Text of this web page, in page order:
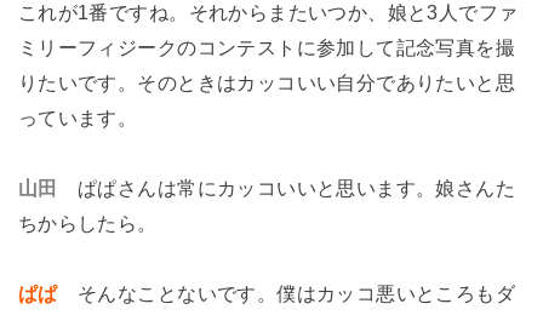
これが1番ですね。それからまたいつか、娘と3人でファ
ミリーフィジークのコンテストに参加して記念写真を撮
りたいです。そのときはカッコいい自分でありたいと思
っています。
山田 ぱぱさんは常にカッコいいと思います。娘さんた
ちからしたら。
ぱぱ そんなことないです。僕はカッコ悪いところもダ